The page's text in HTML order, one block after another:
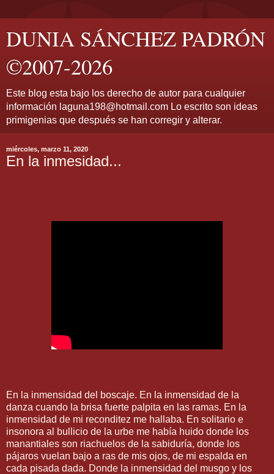
DUNIA SÁNCHEZ PADRÓN
©2007-2026
Este blog esta bajo los derecho de autor para cualquier
información laguna198@hotmail.com Lo escrito son ideas
primigenias que después se han corregir y alterar.
miércoles, marzo 11, 2020
En la inmesidad...
En la inmensidad del boscaje. En la inmensidad de la
danza cuando la brisa fuerte palpita en las ramas. En la
inmensidad de mi reconditez me hallaba. En solitario e
insonora al bullicio de la urbe me había huido donde los
manantiales son riachuelos de la sabiduría, donde los
pájaros vuelan bajo a ras de mis ojos, de mi espalda en
cada pisada dada. Donde la inmensidad del musgo y los